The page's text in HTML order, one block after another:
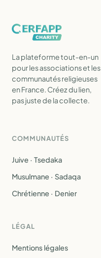
La plateforme tout-en-un
pour les associations et les
communautés religieuses
en France. Créez du lien,
pas juste de la collecte.
COMMUNAUTÉS
Juive · Tsedaka
Musulmane · Sadaqa
Chrétienne · Denier
LÉGAL
Mentions légales